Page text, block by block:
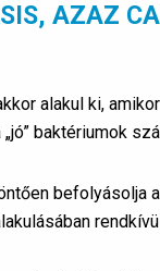
AZAZ
alakul ki,
baktériumok
befolyásolja